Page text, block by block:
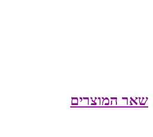
שאר המוצרים